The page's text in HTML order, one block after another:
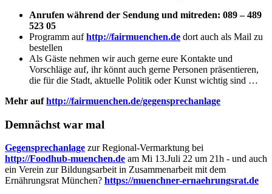
Anrufen während der Sendung und mitreden: 089 – 489
523 05
Programm aufhttp://fairmuenchen.de dort auch als Mail zu
bestellen
Als Gäste nehmen wir auch gerne eure Kontakte und
Vorschläge auf, ihr könnt auch gerne Personen präsentieren,
die für die Stadt, aktuelle Politik oder Kunst wichtig sind …
Mehr aufhttp://fairmuenchen.de/gegensprechanlage
Demnächst war mal
Gegensprechanlage zur Regional-Vermarktung bei
http://Foodhub-muenchen.de am Mi 13.Juli 22 um 21h - und auch
ein Verein zur Bildungsarbeit in Zusammenarbeit mit dem
Ernährungsrat München? https://muenchner-ernaehrungsrat.de